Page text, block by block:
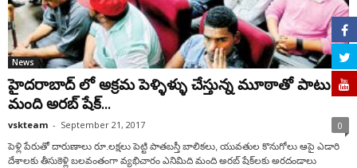
News
హైదరాబాద్ లో అక్రమ పెళ్ళిళ్ళు చేస్తున్న మూఠాతో పాటు 8
మంది అరబ్ షేక్...
vskteam - September 21, 2017 0
పెళ్లి పేరుతో దారుణాలు రూ.లక్షలు పెట్టి పాతబస్తీ బాలికలు, యువతుల కొనుగోలు ఆపై ఎడారి
దేశాలకు తీసుకెళ్లి బలవంతంగా వ్యభిచారం ఎనిమిది మంది అరబ్‌ షేక్‌లకు అరదండాలు